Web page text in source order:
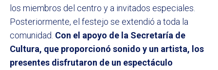
los miembros del centro y a invitados especiales.
Posteriormente, el festejo se extendió a toda la
comunidad. Con el apoyo de la Secretaría de
Cultura, que proporcionó sonido y un artista, los
presentes disfrutaron de un espectáculo